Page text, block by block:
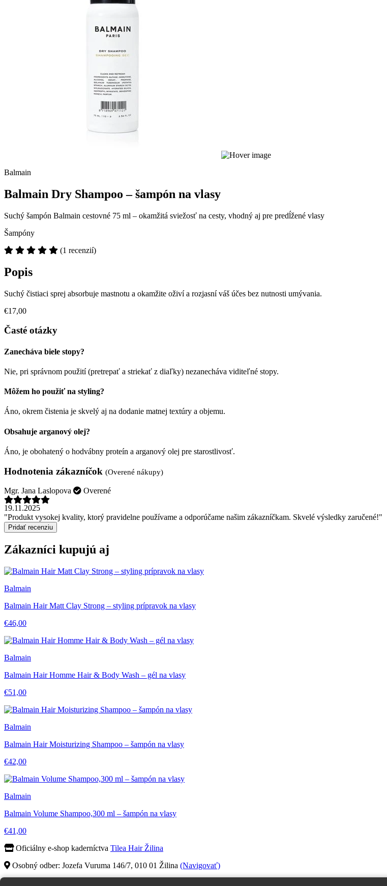
Balmain
Balmain Dry Shampoo – šampón na vlasy
Suchý šampón Balmain cestovné 75 ml – okamžitá sviežosť na cesty, vhodný aj pre predĺžené vlasy
Šampóny
(1 recenzií)
Popis
Suchý čistiaci sprej absorbuje mastnotu a okamžite oživí a rozjasní váš účes bez nutnosti umývania.
€17,00
Časté otázky
Zanecháva biele stopy?
Nie, pri správnom použití (pretrepať a striekať z diaľky) nezanecháva viditeľné stopy.
Môžem ho použiť na styling?
Áno, okrem čistenia je skvelý aj na dodanie matnej textúry a objemu.
Obsahuje arganový olej?
Áno, je obohatený o hodvábny proteín a arganový olej pre starostlivosť.
Hodnotenia zákazníčok (Overené nákupy)
Mgr. Jana Laslopova
Overené
19.11.2025
"Produkt vysokej kvality, ktorý pravidelne používame a odporúčame našim zákazníčkam. Skvelé výsledky zaručené!"
Pridať recenziu
Zákazníci kupujú aj
Balmain
Balmain Hair Matt Clay Strong – styling prípravok na vlasy
€46,00
Balmain
Balmain Hair Homme Hair & Body Wash – gél na vlasy
€51,00
Balmain
Balmain Hair Moisturizing Shampoo – šampón na vlasy
€42,00
Balmain
Balmain Volume Shampoo,300 ml – šampón na vlasy
€41,00
Oficiálny e-shop kaderníctva Tilea Hair Žilina
Osobný odber: Jozefa Vuruma 146/7, 010 01 Žilina (Navigovať)